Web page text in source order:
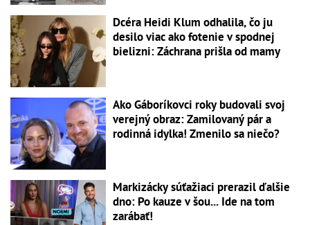
Dcéra Heidi Klum odhalila, čo ju
desilo viac ako fotenie v spodnej
bielizni: Záchrana prišla od mamy
Ako Gáboríkovci roky budovali svoj
verejný obraz: Zamilovaný pár a
rodinná idylka! Zmenilo sa niečo?
Markizácky súťažiaci prerazil ďalšie
dno: Po kauze v šou... Ide na tom
zarábať!